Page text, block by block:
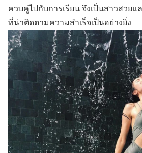
ควบคู่ไปกับการเรียน จึงเป็นสาวสวยแ
ที่น่าติดตามความสำเร็จเป็นอย่างยิ่ง